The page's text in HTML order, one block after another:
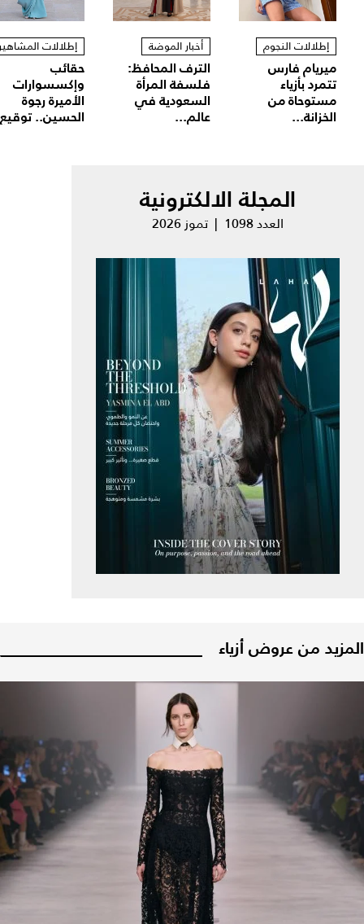
إطلالات النجوم
ميريام فارس
تتمرد بأزياء
مستوحاة من
الخزانة...
أخبار الموضة
الترف المحافظ:
فلسفة المرأة
السعودية في
عالم...
إطلالات
حقائب
وإكسسوارات
الأميرة رجوة
الحسين..
المجلة الالكترونية
العدد 1098 | تموز 2026
المزيد من عروض أزياء